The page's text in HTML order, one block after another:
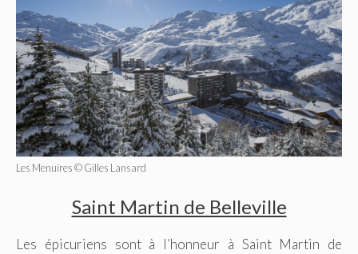
Les Menuires © Gilles Lansard
Saint Martin de Belleville
Les épicuriens sont à l’honneur à Saint Martin de